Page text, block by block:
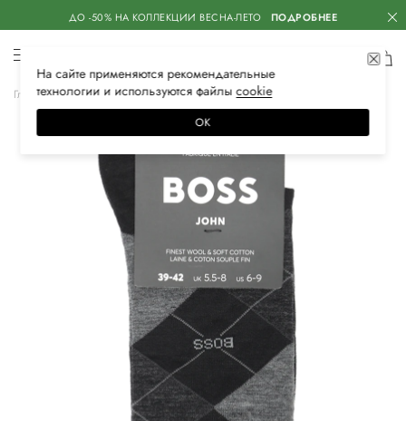
ДО -50% НА КОЛЛЕКЦИИ ВЕСНА-ЛЕТО ПОДРОБНЕЕ
Главная Мужская Нижнее белье Носки
На сайте применяются рекомендательные
технологии и используются файлысооkiе
ОК